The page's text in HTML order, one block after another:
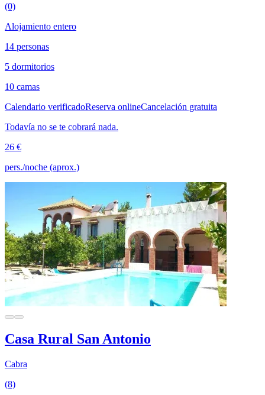
(0)
Alojamiento entero
14 personas
5 dormitorios
10 camas
Calendario verificadoReserva onlineCancelación gratuita
Todavía no se te cobrará nada.
26 €
pers./noche (aprox.)
Casa Rural San Antonio
Cabra
(8)